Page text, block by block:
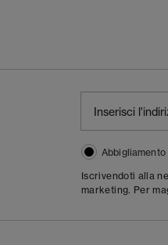
Abbigliamento
Iscrivendoti alla
marketing. Per